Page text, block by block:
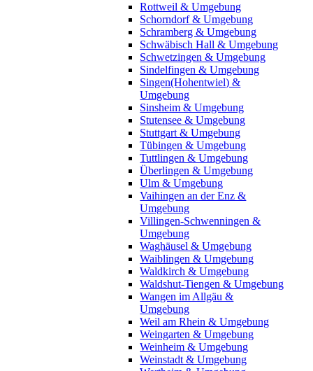
Rottweil & Umgebung
Schorndorf & Umgebung
Schramberg & Umgebung
Schwäbisch Hall & Umgebung
Schwetzingen & Umgebung
Sindelfingen & Umgebung
Singen(Hohentwiel) &
Umgebung
Sinsheim & Umgebung
Stutensee & Umgebung
Stuttgart & Umgebung
Tübingen & Umgebung
Tuttlingen & Umgebung
Überlingen & Umgebung
Ulm & Umgebung
Vaihingen an der Enz &
Umgebung
Villingen-Schwenningen &
Umgebung
Waghäusel & Umgebung
Waiblingen & Umgebung
Waldkirch & Umgebung
Waldshut-Tiengen & Umgebung
Wangen im Allgäu &
Umgebung
Weil am Rhein & Umgebung
Weingarten & Umgebung
Weinheim & Umgebung
Weinstadt & Umgebung